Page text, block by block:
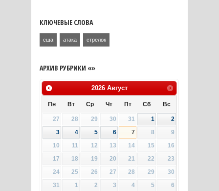
КЛЮЧЕВЫЕ СЛОВА
сша атака стрелок
АРХИВ РУБРИКИ «»
2026 Август
Пн Вт Ср Чт Пт Сб Вс
27 28 29 30 31 1
2
3
4 5 6 7 8
9
10
11 12 13 14 15
16
17
18 19 20 21 22
23
24
25 26 27 28 29
30
31
1 2 3 4 5 6